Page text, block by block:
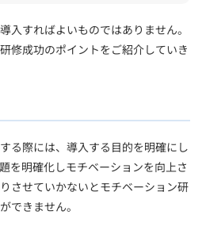
入すればよいものではありません。
修成功のポイントをご紹介していき
る際には、導入する目的を明確にし
を明確化しモチベーションを向上さ
させていかないとモチベーション研
できません。